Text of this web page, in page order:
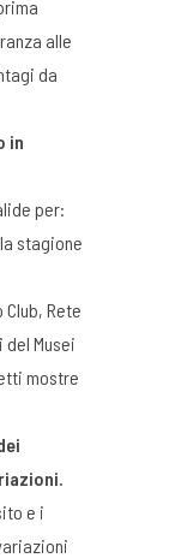
alle
da
in
per:
stagione
Rete
del Musei
mostre
e i